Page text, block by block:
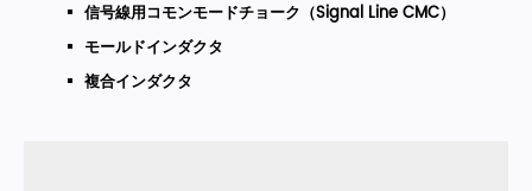
信号線用コモンモードチョーク（Signal Line CMC）
モールドインダクタ
複合インダクタ